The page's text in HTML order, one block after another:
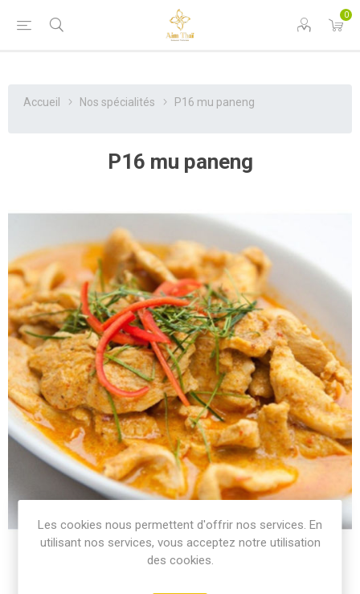
0
Accueil Nos spécialités P16 mu paneng
P16 mu paneng
Les cookies nous permettent d'offrir nos services. En
utilisant nos services, vous acceptez notre utilisation
des cookies.